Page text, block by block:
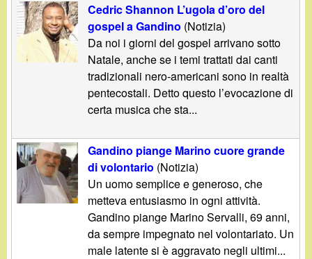
Cedric Shannon L’ugola d’oro del
gospel a Gandino (Notizia)
Da noi i giorni del gospel arrivano sotto
Natale, anche se i temi trattati dai canti
tradizionali nero-americani sono in realtà
pentecostali. Detto questo l’evocazione di
certa musica che sta...
Gandino piange Marino cuore grande
di volontario (Notizia)
Un uomo semplice e generoso, che
metteva entusiasmo in ogni attività.
Gandino piange Marino Servalli, 69 anni,
da sempre impegnato nel volontariato. Un
male latente si è aggravato negli ultimi...